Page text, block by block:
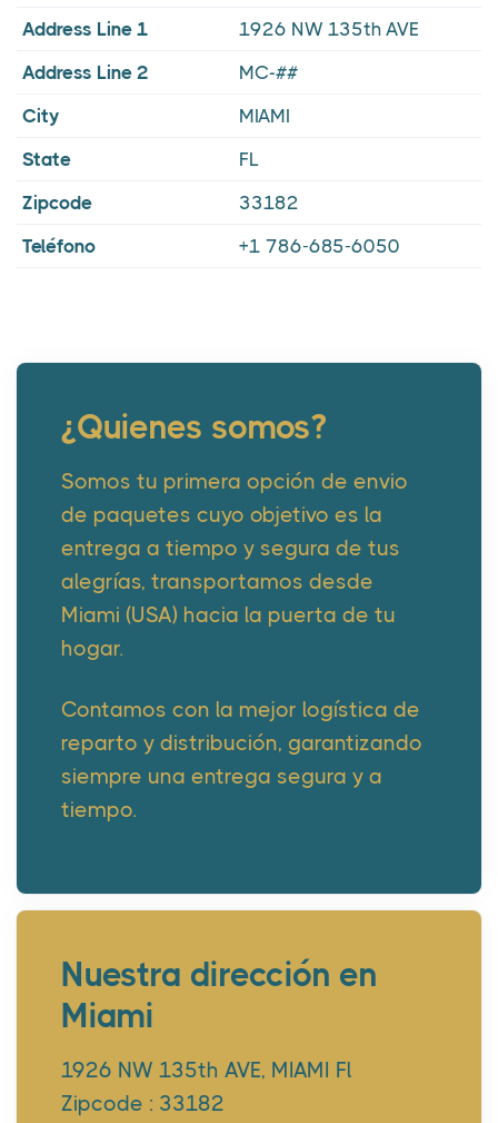
Address Line 1
1926 NW 135th AVE
Address Line 2
MC-##
City
MIAMI
State
FL
Zipcode
33182
Teléfono
+1 786-685-6050
¿Quienes somos?
Somos tu primera opción de envio
de paquetes cuyo objetivo es la
entrega a tiempo y segura de tus
alegrías, transportamos desde
Miami (USA) hacia la puerta de tu
hogar.
Contamos con la mejor logística de
reparto y distribución, garantizando
siempre una entrega segura y a
tiempo.
Nuestra dirección en
Miami
1926 NW 135th AVE, MIAMI Fl
Zipcode : 33182